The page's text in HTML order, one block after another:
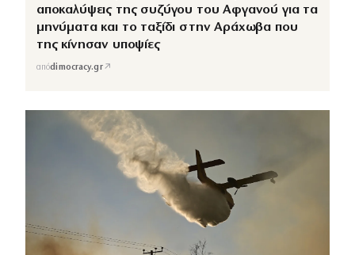
αποκαλύψεις της συζύγου του Αφγανού για τα
μηνύματα και το ταξίδι στην Αράχωβα που
της κίνησαν υποψίες
απόdimocracy.gr↗